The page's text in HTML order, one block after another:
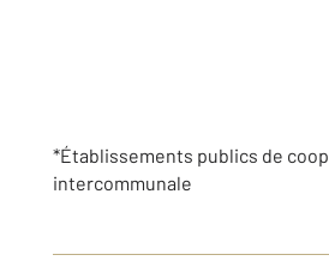
*Établissements publics de
intercommunale